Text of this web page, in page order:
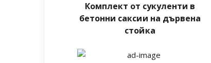
Комплект от сукуленти в
бетонни саксии на дървена
стойка